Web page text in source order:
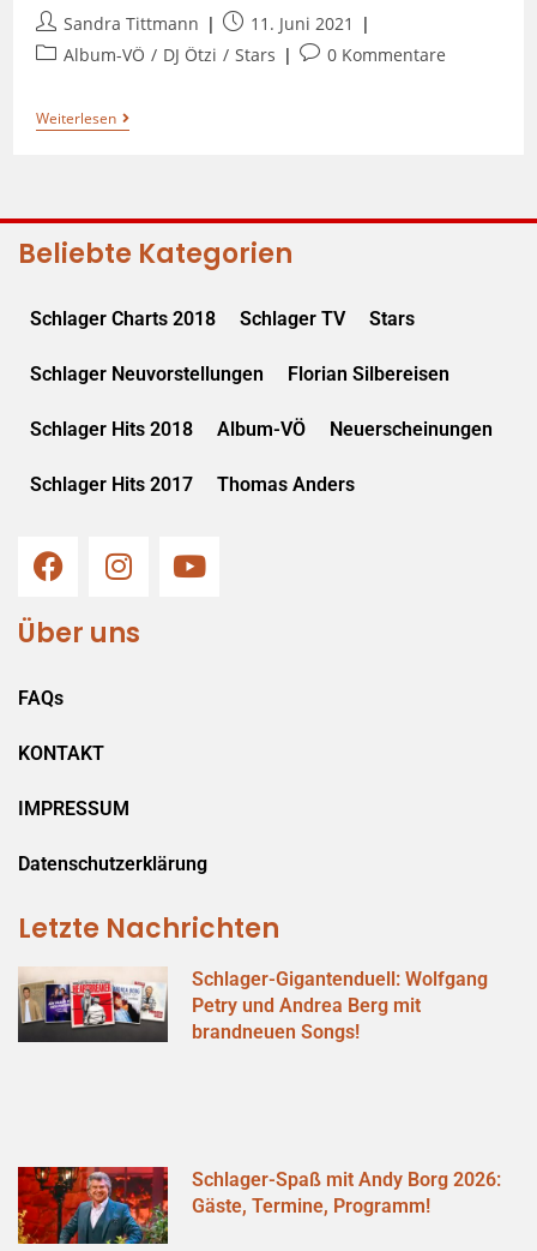
Sandra Tittmann
11. Juni 2021
Album-VÖ / DJ Ötzi / Stars 0 Kommentare
Weiterlesen
Beliebte Kategorien
Schlager Charts 2018 Schlager TV Stars
Schlager Neuvorstellungen Florian Silbereisen
Schlager Hits 2018 Album-VÖ Neuerscheinungen
Schlager Hits 2017 Thomas Anders
Über uns
FAQs
KONTAKT
IMPRESSUM
Datenschutzerklärung
Letzte Nachrichten
Schlager-Gigantenduell: Wolfgang
Petry und Andrea Berg mit
brandneuen Songs!
Schlager-Spaß mit Andy Borg 2026:
Gäste, Termine, Programm!